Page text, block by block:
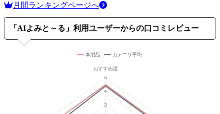
月間ランキングページへ
「 AIよみと～る 」利用ユーザーからの口コミレビュー